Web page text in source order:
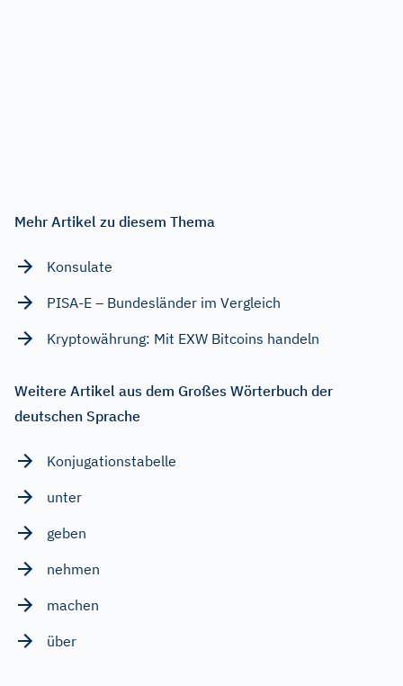
Mehr Artikel zu diesem Thema
Konsulate
PISA-E – Bundesländer im Vergleich
Kryptowährung: Mit EXW Bitcoins handeln
Weitere Artikel aus dem Großes Wörterbuch der
deutschen Sprache
Konjugationstabelle
unter
geben
nehmen
machen
über